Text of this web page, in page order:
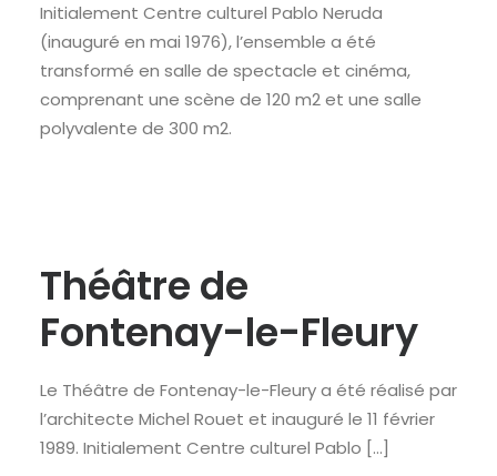
Initialement Centre culturel Pablo Neruda
(inauguré en mai 1976), l’ensemble a été
transformé en salle de spectacle et cinéma,
comprenant une scène de 120 m2 et une salle
polyvalente de 300 m2.
Théâtre de
Fontenay-le-Fleury
Le Théâtre de Fontenay-le-Fleury a été réalisé par
l’architecte Michel Rouet et inauguré le 11 février
1989. Initialement Centre culturel Pablo […]